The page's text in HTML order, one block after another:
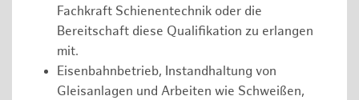
Fachkraft Schienentechnik oder die
Bereitschaft diese Qualifikation zu erlangen
mit.
Eisenbahnbetrieb, Instandhaltung von
Gleisanlagen und Arbeiten wie Schweißen,